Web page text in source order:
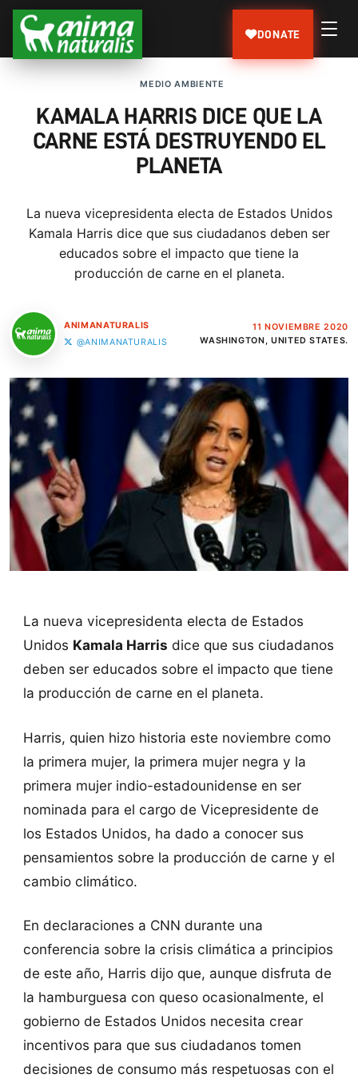
DONATE
MEDIO AMBIENTE
KAMALA HARRIS DICE QUE LA
CARNE ESTÁ DESTRUYENDO EL
PLANETA
La nueva vicepresidenta electa de Estados Unidos
Kamala Harris dice que sus ciudadanos deben ser
educados sobre el impacto que tiene la
producción de carne en el planeta.
ANIMANATURALIS
@ANIMANATURALIS
11 NOVIEMBRE 2020
WASHINGTON, UNITED STATES.
La nueva vicepresidenta electa de Estados
Unidos Kamala Harris dice que sus ciudadanos
deben ser educados sobre el impacto que tiene
la producción de carne en el planeta.
Harris, quien hizo historia este noviembre como
la primera mujer, la primera mujer negra y la
primera mujer indio-estadounidense en ser
nominada para el cargo de Vicepresidente de
los Estados Unidos, ha dado a conocer sus
pensamientos sobre la producción de carne y el
cambio climático.
En declaraciones a CNN durante una
conferencia sobre la crisis climática a principios
de este año, Harris dijo que, aunque disfruta de
la hamburguesa con queso ocasionalmente, el
gobierno de Estados Unidos necesita crear
incentivos para que sus ciudadanos tomen
decisiones de consumo más respetuosas con el